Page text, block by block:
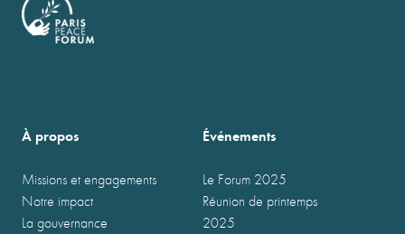
À propos
Missions et engagements
Notre impact
La gouvernance
Événements
Le Forum 2025
Réunion de printemps
2025